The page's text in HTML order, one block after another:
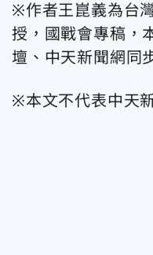
※作者王崑義為台
授，國戰會專稿，
壇、中天新聞網同
※本文不代表中天